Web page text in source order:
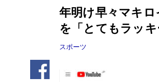
年明け早々マキ
を「とてもラッ
スポーツ